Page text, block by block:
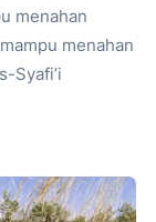
menahan
menahan
Syafi’i